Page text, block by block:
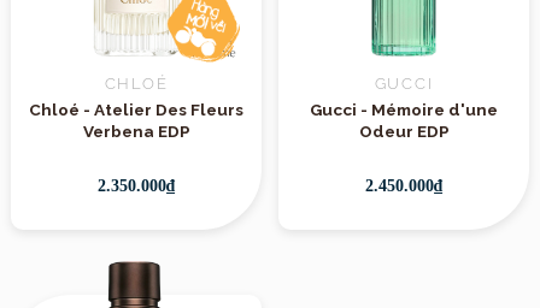
CHLOÉ
Chloé - Atelier Des Fleurs
Verbena EDP
2.350.000₫
GUCCI
Gucci - Mémoire d'une
Odeur EDP
2.450.000₫